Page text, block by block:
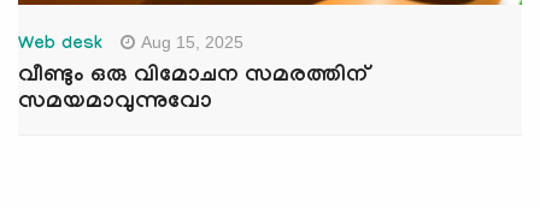
Web desk Aug 15, 2025
വീണ്ടും ഒരു വിമോചന സമരത്തിന്
സമയമാവുന്നുവോ